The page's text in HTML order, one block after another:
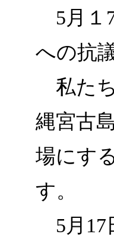
5月１
への抗
私た
縄宮古
場にす
す。
5月17